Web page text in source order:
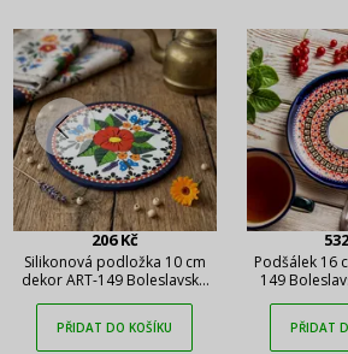
206 Kč
Silikonová podložka 10 cm
dekor ART-149 Boleslavská
PŘIDAT DO KOŠÍKU
Podšálek 16
149
PŘIDAT